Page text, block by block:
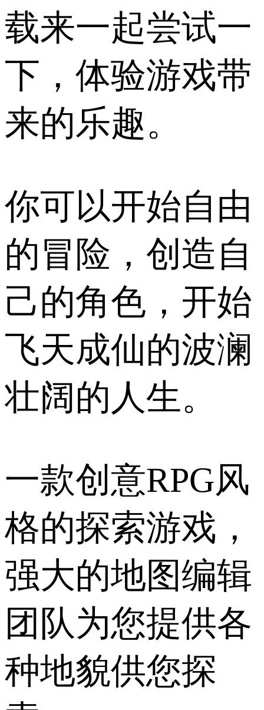
载来一起尝试一
下，体验游戏带
来的乐趣。
你可以开始自由
的冒险，创造自
己的角色，开始
飞天成仙的波澜
壮阔的人生。
一款创意RPG风
格的探索游戏，
强大的地图编辑
团队为您提供各
种地貌供您探